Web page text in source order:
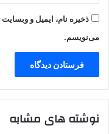
ذخیره نام، ایمیل و
می‌نویسم.
نوشته های مشابه